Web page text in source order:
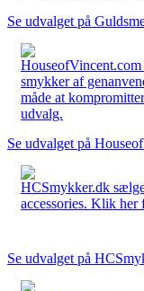
Se udvalget på
HouseofVincent.com
smykker af
måde at
udvalg.
Se udvalget på
HCSmykker.dk
accessories. Klik her
Se udvalget på